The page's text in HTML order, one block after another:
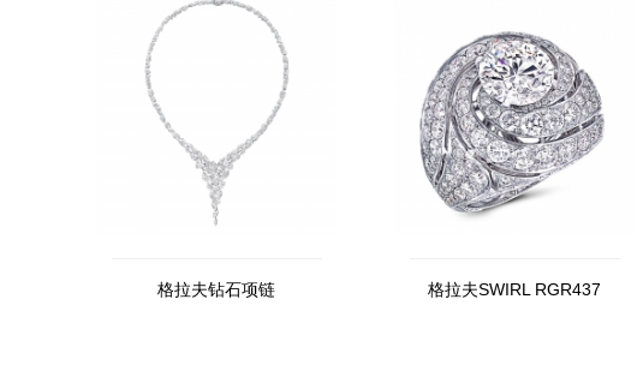
格拉夫钻石项链 格拉夫SWIRL RGR437